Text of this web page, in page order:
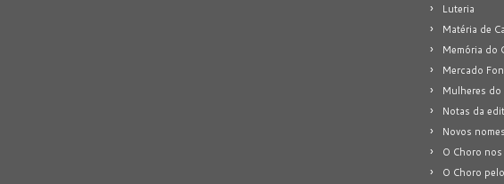
Luteria
Matéria de
Memória do
Mercado
Mulheres do
Notas da
Novos
O Choro
O Choro